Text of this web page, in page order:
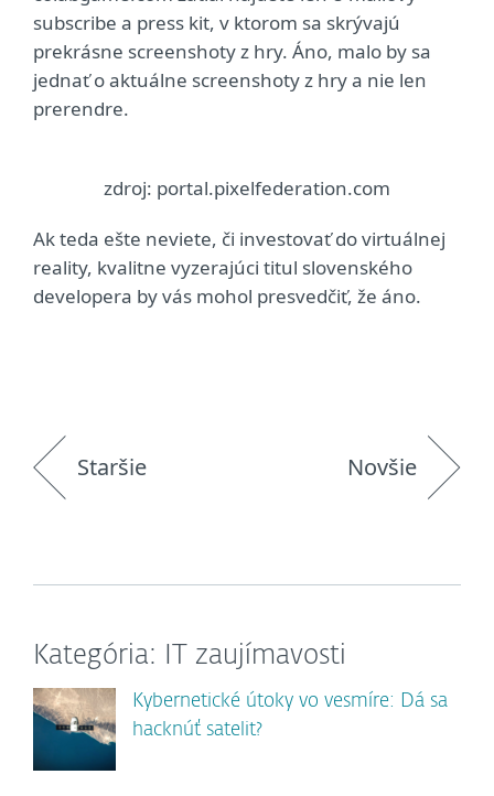
subscribe a press kit, v ktorom sa skrývajú
prekrásne screenshoty z hry. Áno, malo by sa
jednať o aktuálne screenshoty z hry a nie len
prerendre.
zdroj: portal.pixelfederation.com
Ak teda ešte neviete, či investovať do virtuálnej
reality, kvalitne vyzerajúci titul slovenského
developera by vás mohol presvedčiť, že áno.
Staršie Novšie
Kategória: IT zaujímavosti
Kybernetické útoky vo vesmíre: Dá sa
hacknúť satelit?